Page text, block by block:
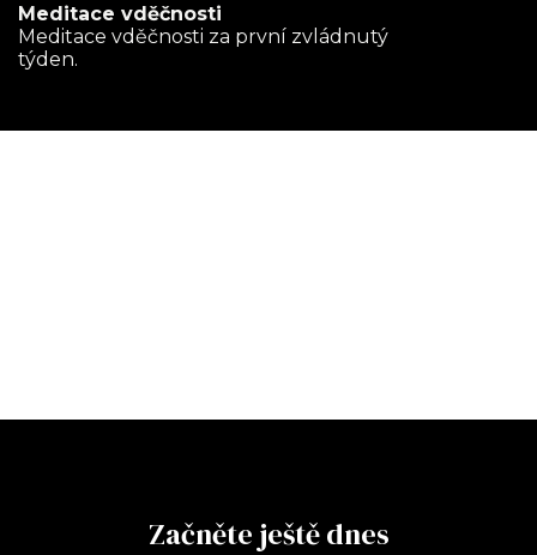
Meditace vděčnosti
Meditace vděčnosti za první zvládnutý
týden.
Začněte ještě dnes